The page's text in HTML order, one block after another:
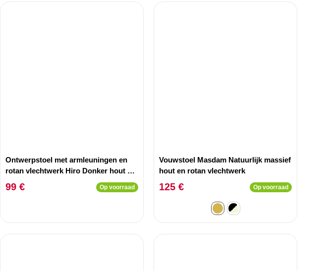
Ontwerpstoel met armleuningen en
rotan vlechtwerk Hiro Donker hout en
Beige Stof
99 € Op voorraad
Vouwstoel Masdam Natuurlijk massief
hout en rotan vlechtwerk
125 € Op voorraad